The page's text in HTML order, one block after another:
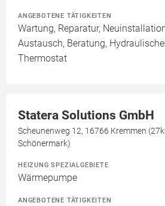
ANGEBOTENE TÄTIGKEITEN
Wartung, Reparatur,
Austausch, Beratung,
Thermostat
Statera Solutions GmbH
Scheunenweg 12, 16766 Kremmen
Schönermark)
HEIZUNG SPEZIALGEBIETE
Wärmepumpe
ANGEBOTENE TÄTIGKEITEN